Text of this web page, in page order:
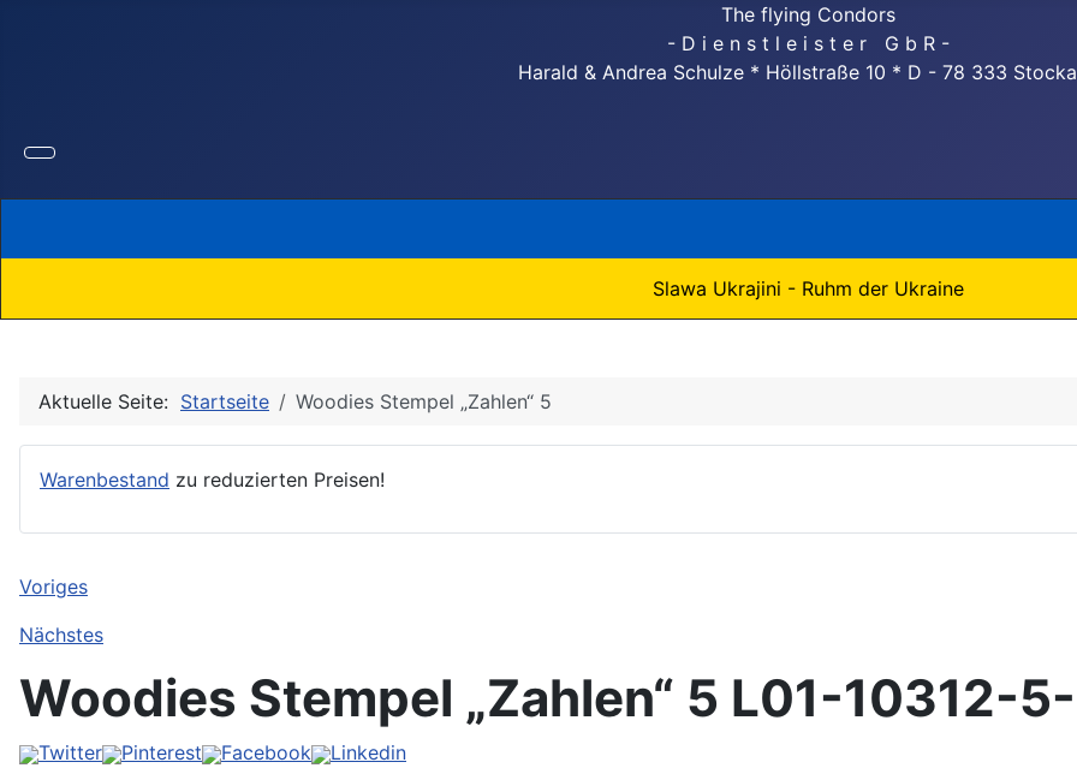
The flying Condors
- D i e n s t l e i s t e r G b R -
Harald & Andrea Schulze * Höllstraße 10 * D - 78 333
Slawa Ukrajini - Ruhm der Ukraine
Aktuelle Seite: Startseite Woodies Stempel „Zahlen“ 5
Warenbestand zu reduzierten Preisen!
Voriges
Nächstes
Woodies Stempel „Zahlen“ 5 L01-10312-
Twitter Pinterest Facebook Linkedin